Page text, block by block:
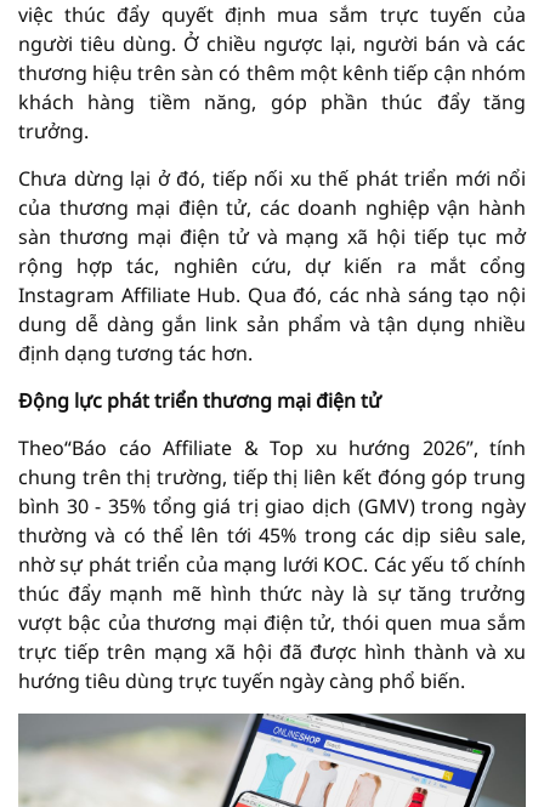
việc thúc đẩy quyết định mua sắm trực tuyến của
người tiêu dùng. Ở chiều ngược lại, người bán và các
thương hiệu trên sàn có thêm một kênh tiếp cận nhóm
khách hàng tiềm năng, góp phần thúc đẩy tăng
trưởng.
Chưa dừng lại ở đó, tiếp nối xu thế phát triển mới nổi
của thương mại điện tử, các doanh nghiệp vận hành
sàn thương mại điện tử và mạng xã hội tiếp tục mở
rộng hợp tác, nghiên cứu, dự kiến ra mắt cổng
Instagram Affiliate Hub. Qua đó, các nhà sáng tạo nội
dung dễ dàng gắn link sản phẩm và tận dụng nhiều
định dạng tương tác hơn.
Động lực phát triển thương mại điện tử
Theo“Báo cáo Affiliate & Top xu hướng 2026”, tính
chung trên thị trường, tiếp thị liên kết đóng góp trung
bình 30 - 35% tổng giá trị giao dịch (GMV) trong ngày
thường và có thể lên tới 45% trong các dịp siêu sale,
nhờ sự phát triển của mạng lưới KOC. Các yếu tố chính
thúc đẩy mạnh mẽ hình thức này là sự tăng trưởng
vượt bậc của thương mại điện tử, thói quen mua sắm
trực tiếp trên mạng xã hội đã được hình thành và xu
hướng tiêu dùng trực tuyến ngày càng phổ biến.